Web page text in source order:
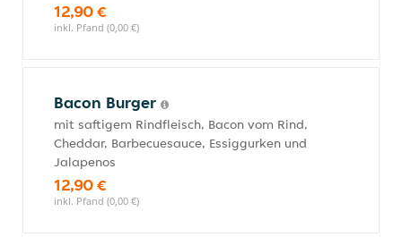
12,90 €
inkl. Pfand (0,00 €)
Bacon Burger
mit saftigem Rindfleisch, Bacon vom Rind,
Cheddar, Barbecuesauce, Essiggurken und
Jalapenos
12,90 €
inkl. Pfand (0,00 €)